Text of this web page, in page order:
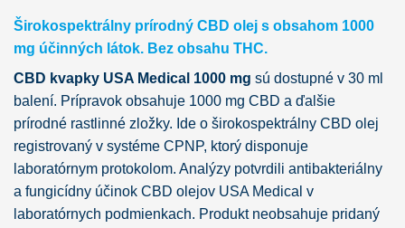
Širokospektrálny prírodný CBD olej s obsahom 1000
mg účinných látok. Bez obsahu THC.
CBD kvapky USA Medical 1000 mg sú dostupné v 30 ml
balení. Prípravok obsahuje 1000 mg CBD a ďalšie
prírodné rastlinné zložky. Ide o širokospektrálny CBD olej
registrovaný v systéme CPNP, ktorý disponuje
laboratórnym protokolom. Analýzy potvrdili antibakteriálny
a fungicídny účinok CBD olejov USA Medical v
laboratórnych podmienkach. Produkt neobsahuje pridaný